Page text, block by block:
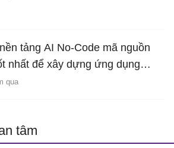
tảng AI No-Code mã nguồn
nhất để xây dựng ứng dụng
thống RAG và AI Agent
qua
tâm